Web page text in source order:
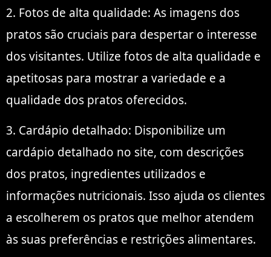
2. Fotos de alta qualidade: As imagens dos
pratos são cruciais para despertar o interesse
dos visitantes. Utilize fotos de alta qualidade e
apetitosas para mostrar a variedade e a
qualidade dos pratos oferecidos.
3. Cardápio detalhado: Disponibilize um
cardápio detalhado no site, com descrições
dos pratos, ingredientes utilizados e
informações nutricionais. Isso ajuda os clientes
a escolherem os pratos que melhor atendem
às suas preferências e restrições alimentares.